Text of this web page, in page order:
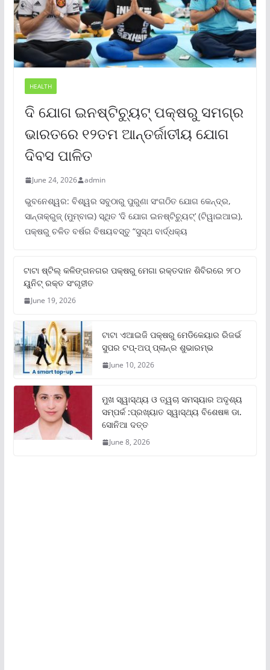
HEALTH
ଦି ଯୋଗ ଇନଷ୍ଟିଚ୍ୟୁଟ୍ ପକ୍ଷରୁ ସମଗ୍ର
ଭାରତରେ ୧୨ତମ ଆନ୍ତର୍ଜାତୀୟ ଯୋଗ
ଦିବସ ପାଳିତ
June 24, 2026 admin
ଭୁବନେଶ୍ୱର: ବିଶ୍ୱର ସବୁଠାରୁ ପୁରୁଣା ସଂଗଠିତ ଯୋଗ କେନ୍ଦ୍ର,
ସାନ୍ତାକ୍ରୁଜ୍ (ମୁମ୍ବାଇ) ସ୍ଥିତ ‘ଦି ଯୋଗ ଇନଷ୍ଟିଚ୍ୟୁଟ୍‌’ (ଟିୱାଇଆଇ),
ପକ୍ଷରୁ ଚଳିତ ବର୍ଷର ବିଷୟବସ୍ତୁ “ସୁସ୍ଥ ବାର୍ଦ୍ଧକ୍ୟ
ଟାଟା ଷ୍ଟିଲ୍‌ କଳିଙ୍ଗନଗର ପକ୍ଷରୁ ମେଗା ରକ୍ତଦାନ ଶିବିରରେ ୨୮୦
ୟୁନିଟ୍‌ ରକ୍ତ ସଂଗୃହୀତ
June 19, 2026
ଟାଟା ଏଆଇଜି ପକ୍ଷରୁ ମେଡିକେୟାର ରିଜର୍ଭ
ସୁପର ଟପ୍‌-ଅପ୍ ପ୍ଲାନ୍‌ର ଶୁଭାରମ୍ଭ
June 10, 2026
ମୁଖ ସ୍ୱାସ୍ଥ୍ୟ ଓ ତ୍ୱଚା ସମସ୍ୟାର ଅଦୃଶ୍ୟ
ସମ୍ପର୍କ :ପ୍ରଖ୍ୟାତ ସ୍ୱାସ୍ଥ୍ୟ ବିଶେଷଜ୍ଞ ଡା.
ସୋନିଆ ଦତ୍ତ
June 8, 2026